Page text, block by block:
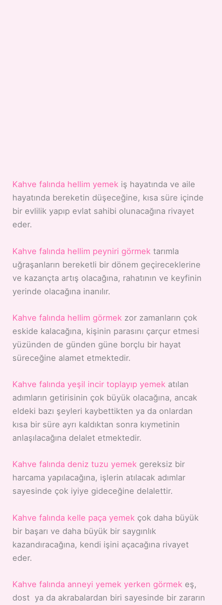
Kahve falında hellim yemek iş hayatında ve aile
hayatında bereketin düşeceğine, kısa süre içinde
bir evlilik yapıp evlat sahibi olunacağına rivayet
eder.
Kahve falında hellim peyniri görmek tarımla
uğraşanların bereketli bir dönem geçireceklerine
ve kazançta artış olacağına, rahatının ve keyfinin
yerinde olacağına inanılır.
Kahve falında hellim görmek zor zamanların çok
eskide kalacağına, kişinin parasını çarçur etmesi
yüzünden de günden güne borçlu bir hayat
süreceğine alamet etmektedir.
Kahve falında yeşil incir toplayıp yemek atılan
adımların getirisinin çok büyük olacağına, ancak
eldeki bazı şeyleri kaybettikten ya da onlardan
kısa bir süre ayrı kaldıktan sonra kıymetinin
anlaşılacağına delalet etmektedir.
Kahve falında deniz tuzu yemek gereksiz bir
harcama yapılacağına, işlerin atılacak adımlar
sayesinde çok iyiye gideceğine delalettir.
Kahve falında kelle paça yemek çok daha büyük
bir başarı ve daha büyük bir saygınlık
kazandıracağına, kendi işini açacağına rivayet
eder.
Kahve falında anneyi yemek yerken görmek eş,
dost ya da akrabalardan biri sayesinde bir zararın